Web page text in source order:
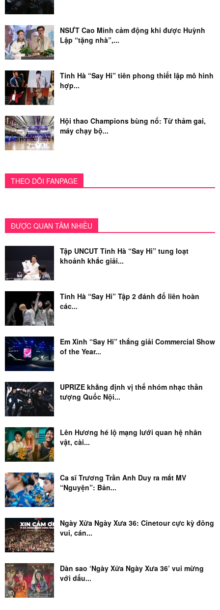
NSƯT Cao Minh cảm động khi được Huỳnh
Lập “tặng nhà”,...
Tinh Hà “Say Hi” tiên phong thiết lập mô hình
hợp...
Hội thao Champions bùng nổ: Từ thảm gai,
máy chạy bộ...
THEO DÕI FANPAGE
ĐƯỢC QUAN TÂM NHIỀU
Tập UNCUT Tinh Hà “Say Hi” tung loạt
khoảnh khắc giải...
Tinh Hà “Say Hi” Tập 2 đánh đố liên hoàn
các...
Em Xinh “Say Hi” thắng giải Commercial Show
of the Year...
UPRIZE khẳng định vị thế nhóm nhạc thần
tượng Quốc Nội...
Lên Hương hé lộ mạng lưới quan hệ nhân
vật, cài...
Ca sĩ Trương Trần Anh Duy ra mắt MV
“Nguyện”: Bản...
Ngày Xửa Ngày Xưa 36: Cinetour cực kỳ đông
vui, cán...
Dàn sao ‘Ngày Xửa Ngày Xưa 36’ vui mừng
với dấu...